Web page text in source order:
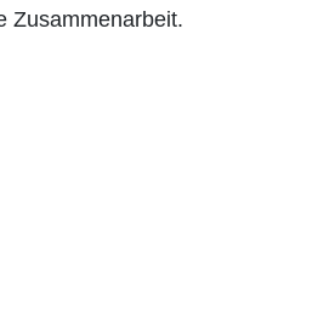
Zusammenarbeit.